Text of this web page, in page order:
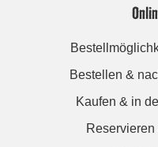
Bestellen &
Kaufen & in